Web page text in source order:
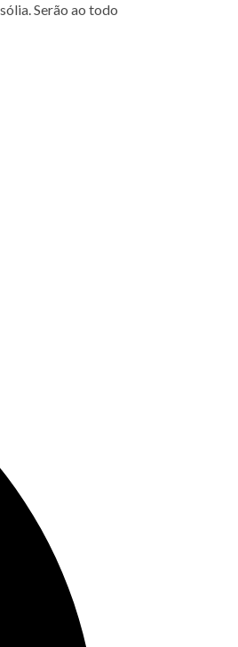
Serão ao todo